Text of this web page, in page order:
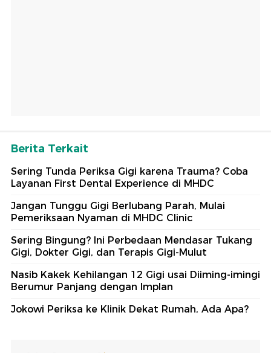
Berita Terkait
Sering Tunda Periksa Gigi karena Trauma? Coba
Layanan First Dental Experience di MHDC
Jangan Tunggu Gigi Berlubang Parah, Mulai
Pemeriksaan Nyaman di MHDC Clinic
Sering Bingung? Ini Perbedaan Mendasar Tukang
Gigi, Dokter Gigi, dan Terapis Gigi-Mulut
Nasib Kakek Kehilangan 12 Gigi usai Diiming-imingi
Berumur Panjang dengan Implan
Jokowi Periksa ke Klinik Dekat Rumah, Ada Apa?